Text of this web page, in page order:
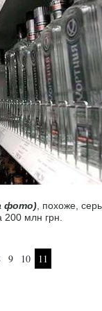
фото) , похоже,
200 млн грн.
9 10 11